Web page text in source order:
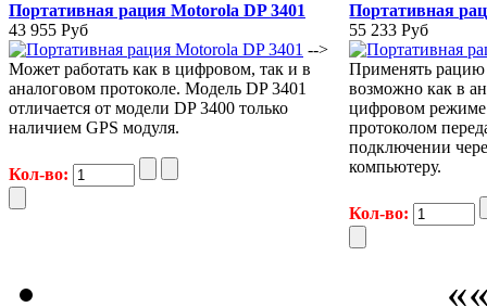
Портативная рация Motorola DP 3401
43 955 Руб
-->
Может работать как в цифровом, так и в
аналоговом протоколе. Модель DP 3401
отличается от модели DP 3400 только
наличием GPS модуля.
Кол-во:
Портативная
55 233 Руб
Применять
возможно как в
цифровом
протоколом
подключении
компьютеру.
Кол-во: